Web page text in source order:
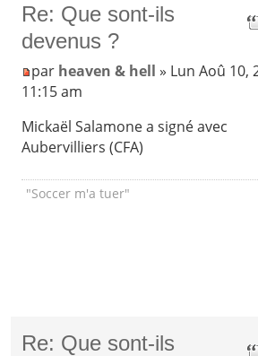
Re: Que sont-ils
devenus ?
par heaven & hell » Lun Aoû 10,
11:15 am
Mickaël Salamone a signé avec
Aubervilliers (CFA)
"Soccer m'a tuer"
Re: Que sont-ils